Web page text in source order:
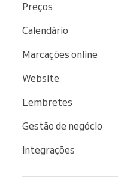
Preços
Calendário
Marcações online
Website
Lembretes
Gestão de negócio
Integrações